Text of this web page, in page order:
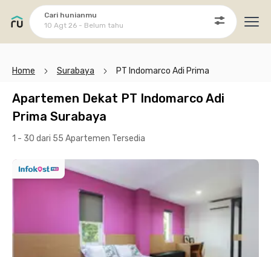
Cari hunianmu
10 Agt 26 - Belum tahu
Home Surabaya PT Indomarco Adi Prima
Apartemen Dekat PT Indomarco Adi
Prima Surabaya
1 - 30 dari 55 Apartemen Tersedia